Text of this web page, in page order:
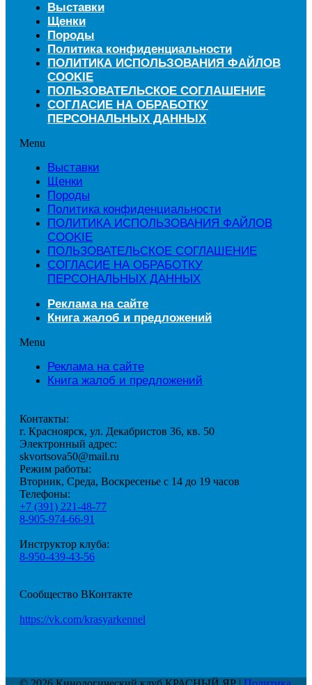
Выставки
Щенки
Породы
Политика конфиденциальности
ПОЛИТИКА ИСПОЛЬЗОВАНИЯ ФАЙЛОВ
COOKIE
ПОЛЬЗОВАТЕЛЬСКОЕ СОГЛАШЕНИЕ
СОГЛАСИЕ НА ОБРАБОТКУ
ПЕРСОНАЛЬНЫХ ДАННЫХ
Menu
Выставки
Щенки
Породы
Политика конфиденциальности
ПОЛИТИКА ИСПОЛЬЗОВАНИЯ ФАЙЛОВ
COOKIE
ПОЛЬЗОВАТЕЛЬСКОЕ СОГЛАШЕНИЕ
СОГЛАСИЕ НА ОБРАБОТКУ
ПЕРСОНАЛЬНЫХ ДАННЫХ
Реклама на сайте
Книга жалоб и предложений
Menu
Реклама на сайте
Книга жалоб и предложений
Контакты:
г. Красноярск, ул. Декабристов 36, кв. 50
Электронный адрес:
skvortsova50@mail.ru
Режим работы:
Вторник, Среда, Воскресенье с 14 до 19 часов
Телефоны:
+7 (391) 221-48-77
8-905-974-66-91
Инструктор клуба:
8-950-439-43-56
Сообщество ВКонтакте
https://vk.com/krasyarkennel